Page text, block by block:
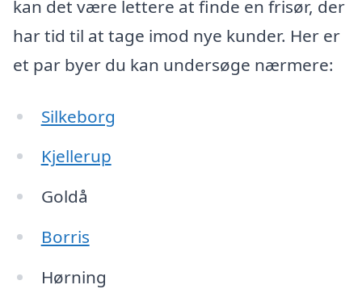
kan det være lettere at finde en frisør, der
har tid til at tage imod nye kunder. Her er
et par byer du kan undersøge nærmere:
Silkeborg
Kjellerup
Goldå
Borris
Hørning